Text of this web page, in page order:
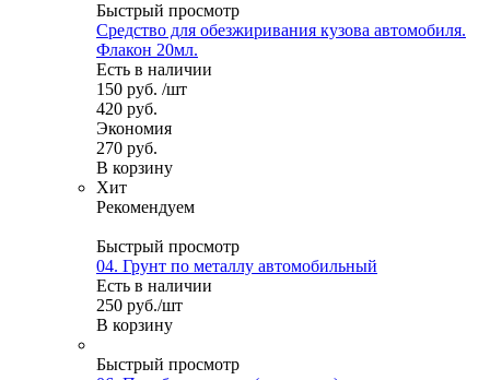
Быстрый просмотр
Средство для обезжиривания кузова автомобиля.
Флакон 20мл.
Есть в наличии
150 руб. /шт
420 руб.
Экономия
270 руб.
В корзину
Хит
Рекомендуем
Быстрый просмотр
04. Грунт по металлу автомобильный
Есть в наличии
250 руб./шт
В корзину
Быстрый просмотр